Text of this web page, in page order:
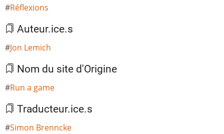
Réflexions
Auteur.ice.s
Jon Lemich
Nom du site d'Origine
Run a game
Traducteur.ice.s
Simon Brenncke